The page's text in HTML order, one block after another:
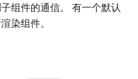
组件的通信。 有一个默认
染组件。